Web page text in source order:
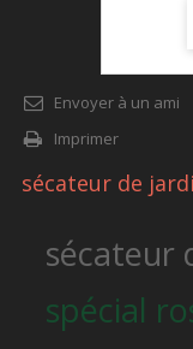
Envoyer à un ami
Imprimer
sécateur de
sécateur
spécial